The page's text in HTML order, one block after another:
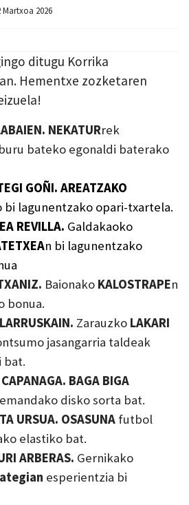
Martxoa 2026
ditugu Korrika
Hementxe zozketaren
NEKATURrek
bateko egonaldi baterako
GOÑI. AREATZAKO
bi lagunentzako opari-txartela.
REVILLA. Galdakaoko
n bi lagunentzako
Baionako KALOSTRAPEn
bonua.
Zarauzko LAKARI
jasangarria taldeak
bat.
BAGA BIGA
emandako disko sorta bat.
URSUA. OSASUNA futbol
elastiko bat.
ARBERAS. Gernikako
esperientzia bi